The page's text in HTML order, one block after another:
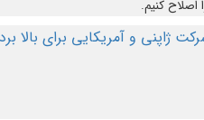
کنیم.
ژاپنی و آمریکایی برای بالا